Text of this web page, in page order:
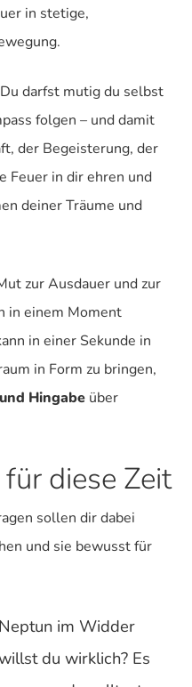
in stetige,
darfst mutig du selbst
folgen – und damit
der Begeisterung, der
Feuer in dir ehren und
deiner Träume und
zur Ausdauer und zur
in einem Moment
in einer Sekunde in
in Form zu bringen,
Hingabe über
diese Zeit
sollen dir dabei
und sie bewusst für
Neptun im Widder
du wirklich? Es